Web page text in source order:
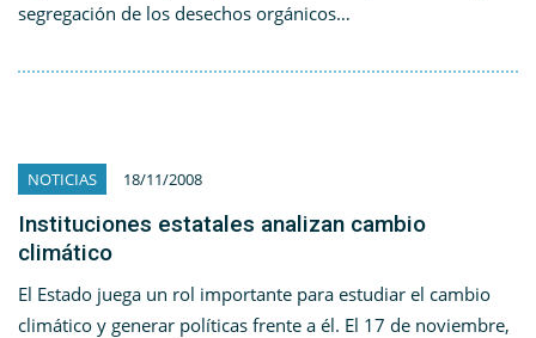
segregación de los desechos orgánicos…
NOTICIAS 18/11/2008
Instituciones estatales analizan cambio
climático
El Estado juega un rol importante para estudiar el cambio
climático y generar políticas frente a él. El 17 de noviembre,